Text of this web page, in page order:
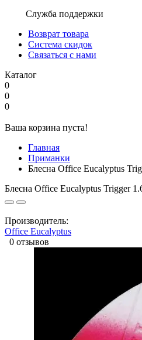
Служба поддержки
Возврат товара
Система скидок
Связаться с нами
Каталог
0
0
0
Ваша корзина пуста!
Главная
Приманки
Блесна Office Eucalyptus
Блесна Office Eucalyptus Trigger
Производитель:
Office Eucalyptus
0 отзывов